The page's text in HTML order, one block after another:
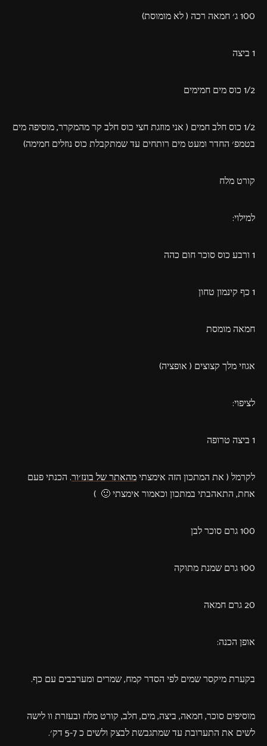
100 ג׳ חמאה רכה ( לא מומוסת)
1 ביצה
1/2 כוס מים חמימים
1/2 כוס חלב חמים ( אני מוזגת חצי כוס חלב קר מהמקרר, מוסיפה מים
בטמפ׳ החדר ומעט מים רותחים עד שמתקבלת כוס נוזלים חמימה)
קורט מלח
למילוי:
1 ורבע כוס סוכר חום כהה
1 כף קינמון טחון
חמאה מומסת
אגוזי מלך קצוצים ( אופציה)
לציפוי:
1 ביצה טרופה
לקרמל ( את המתכון הזה אימצתימהאתר של בונז׳ור. הכנתי פעם
אחת, התאהבתי במתכון וכאמור אימצתי 🙂 )
100 גרם סוכר לבן
100 גרם שמנת מתוקה
20 גרם חמאה
אופן הכנה:
בקערת מיקסר שמים לפי הסדר קמח, שמרים ומערבבים עם כף.
מוסיפים סוכר, חמאה, ביצה, מים, חלב, קורט מלח ובעזרת וו לישה
לשים את התערובת עד שמתגבשת לבצק ולשים כ 5-7 דק׳.